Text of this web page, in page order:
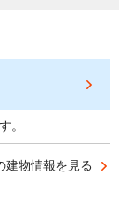
。
建物情報を見る